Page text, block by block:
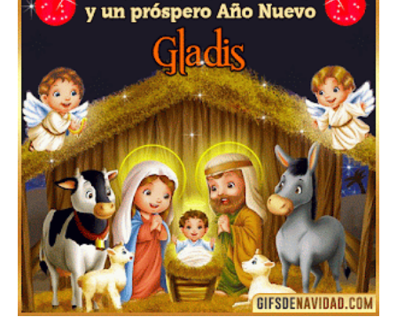
Te deseo una Feliz Navidad Bardona